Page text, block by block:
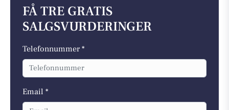
FÅ TRE GRATIS
SALGSVURDERINGER
Telefonnummer *
Email *